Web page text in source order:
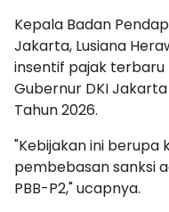
Kepala Badan
Jakarta, Lusiana
insentif pajak
Gubernur DKI
Tahun 2026.
"Kebijakan ini
pembebasan sanksi
PBB-P2," ucapnya.